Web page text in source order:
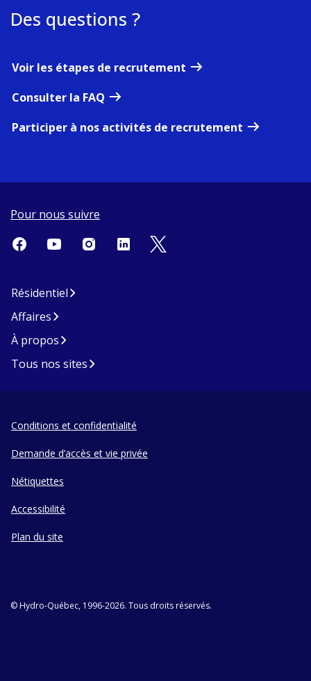
Des questions ?
Voir les étapes de recrutement
Consulter la FAQ
Participer à nos activités de recrutement
Pour nous suivre
Résidentiel
Affaires
À propos
Tous nos sites
Conditions et confidentialité
Demande d’accès et vie privée
Nétiquettes
Accessibilité
Plan du site
© Hydro-Québec, 1996-2026. Tous droits réservés.